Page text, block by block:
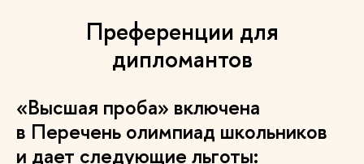
Преференции для
дипломантов
«Высшая проба» включена
в Перечень олимпиад школьников
и дает следующие льготы: